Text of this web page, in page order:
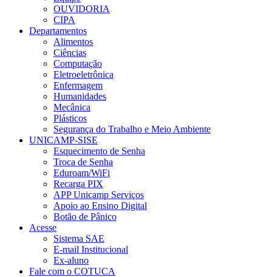
OUVIDORIA
CIPA
Departamentos
Alimentos
Ciências
Computação
Eletroeletrônica
Enfermagem
Humanidades
Mecânica
Plásticos
Segurança do Trabalho e Meio Ambiente
UNICAMP-SISE
Esquecimento de Senha
Troca de Senha
Eduroam/WiFi
Recarga PIX
APP Unicamp Serviços
Apoio ao Ensino Digital
Botão de Pânico
Acesse
Sistema SAE
E-mail Institucional
Ex-aluno
Fale com o COTUCA